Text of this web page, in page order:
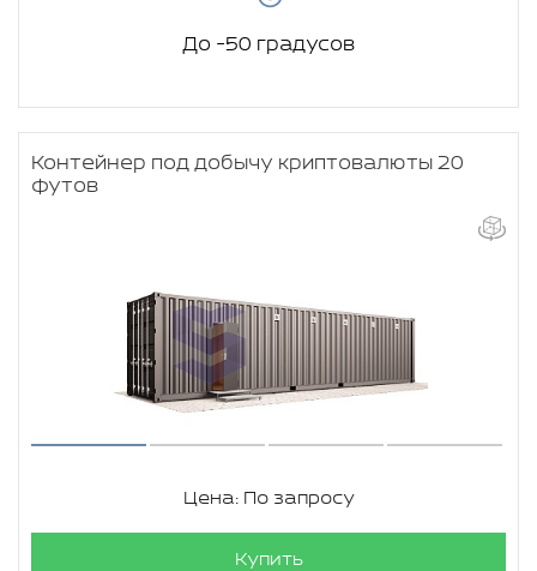
До -50 градусов
Контейнер под добычу криптовалюты 20
футов
Цена: По запросу
Купить